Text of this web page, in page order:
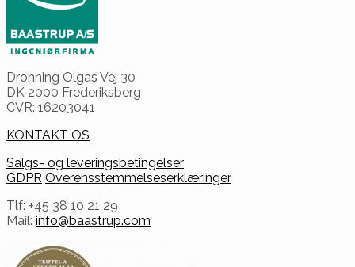
Dronning Olgas Vej 30
DK 2000 Frederiksberg
CVR: 16203041
KONTAKT OS
Salgs- og leveringsbetingelser
GDPR Overensstemmelseserklæringer
Tlf: +45 38 10 21 29
Mail: info@baastrup.com